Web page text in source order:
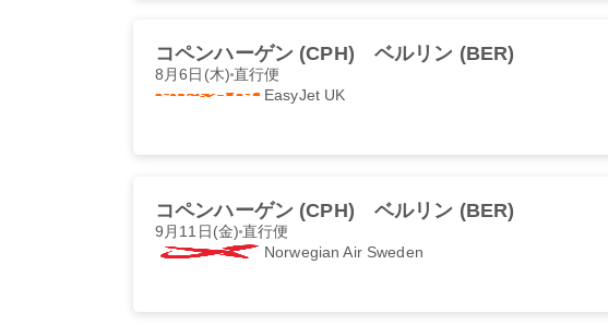
コペンハーゲン (CPH) ベルリン (BER)
8月6日(木) 直行便
EasyJet UK
コペンハーゲン (CPH) ベルリン (BER)
9月11日(金)直行便
Norwegian Air Sweden